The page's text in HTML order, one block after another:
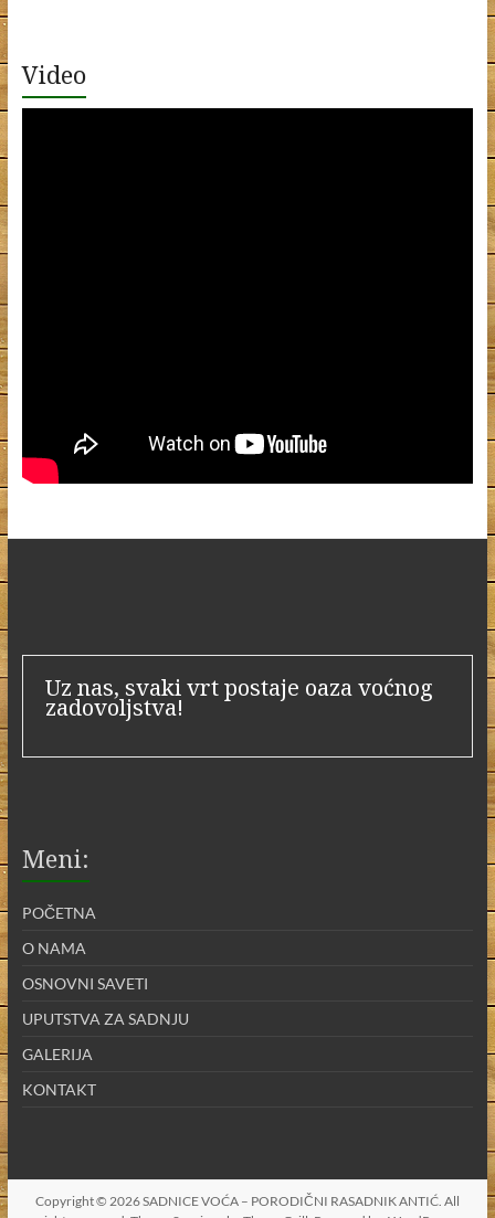
Video
Uz nas, svaki vrt postaje oaza voćnog
zadovoljstva!
Meni:
POČETNA
O NAMA
OSNOVNI SAVETI
UPUTSTVA ZA SADNJU
GALERIJA
KONTAKT
Copyright © 2026SADNICE VOĆA – PORODIČNI RASADNIK ANTIĆ. All